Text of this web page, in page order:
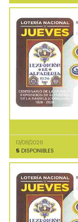
13/08/2026
5 DISPONIBLES